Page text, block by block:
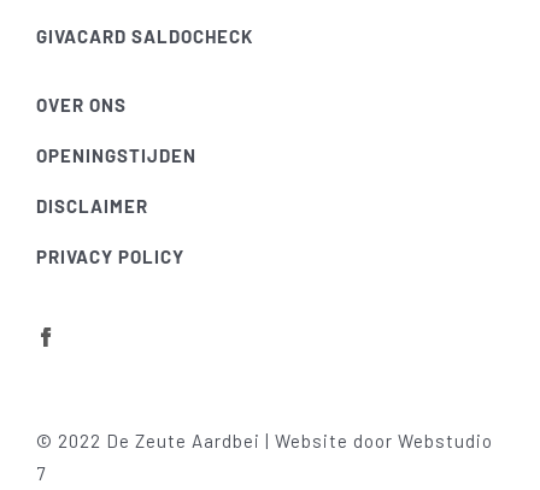
GIVACARD SALDOCHECK
OVER ONS
OPENINGSTIJDEN
DISCLAIMER
PRIVACY POLICY
© 2022 De Zeute Aardbei | Website door Webstudio
7